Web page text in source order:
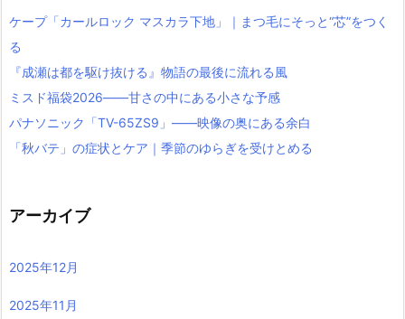
ケープ「カールロック マスカラ下地」｜まつ毛にそっと“芯”をつく
る
『成瀬は都を駆け抜ける』物語の最後に流れる風
ミスド福袋2026――甘さの中にある小さな予感
パナソニック「TV-65ZS9」――映像の奥にある余白
「秋バテ」の症状とケア｜季節のゆらぎを受けとめる
アーカイブ
2025年12月
2025年11月